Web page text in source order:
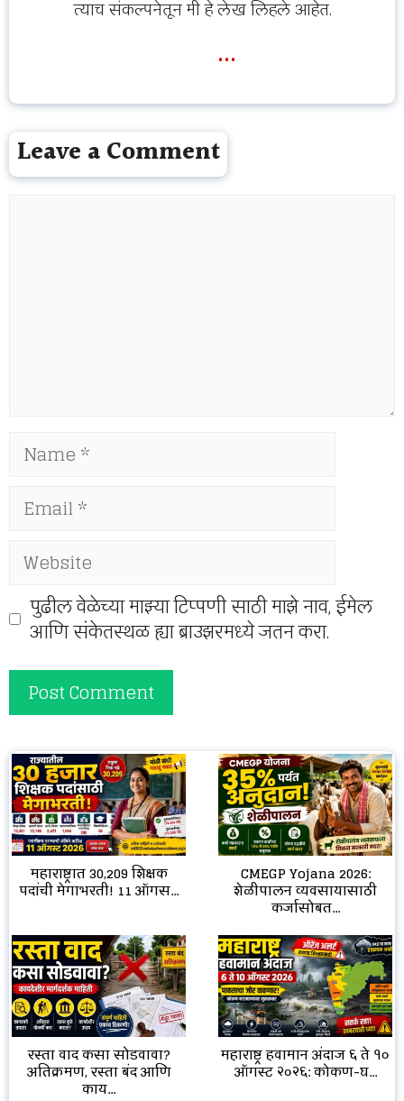
त्याच संकल्पनेतून मी हे लेख लिहले आहेत.
...
Leave a Comment
Name
Email
Website
पुढील वेळेच्या माझ्या टिप्पणी साठी माझे नाव, ईमेल
आणि संकेतस्थळ ह्या ब्राउझरमध्ये जतन करा.
महाराष्ट्रात 30,209 शिक्षक
पदांची मेगाभरती! 11 ऑगस...
CMEGP Yojana 2026:
शेळीपालन व्यवसायासाठी
कर्जासोबत...
रस्ता वाद कसा सोडवावा?
अतिक्रमण, रस्ता बंद आणि
काय...
महाराष्ट्र हवामान अंदाज ६ ते १०
ऑगस्ट २०२६: कोकण-घ...